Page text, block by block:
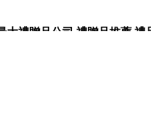
贈品公司,禮贈品推薦,禮
小物,高級禮品,禮品網站。